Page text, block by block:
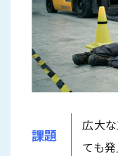
課題
広大
ても